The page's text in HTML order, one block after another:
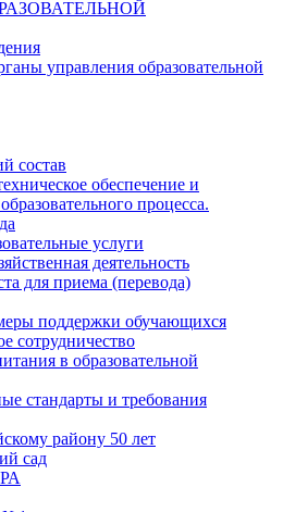
управления образовательной
состав
обеспечение и
процесса.
услуги
деятельность
для приема (перевода)
поддержки обучающихся
сотрудничество
в образовательной
стандарты и требования
району 50 лет
сад